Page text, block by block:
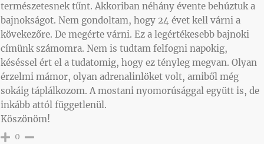
természetesnek tűnt. Akkoriban néhány évente behúztuk a
bajnokságot. Nem gondoltam, hogy 24 évet kell várni a
kövekezőre. De megérte várni. Ez a legértékesebb bajnoki
címünk számomra. Nem is tudtam felfogni napokig,
késéssel ért el a tudatomig, hogy ez tényleg megvan. Olyan
érzelmi mámor, olyan adrenalinlöket volt, amiből még
sokáig táplálkozom. A mostani nyomorúsággal együtt is, de
inkább attól függetlenül.
Köszönöm!
0